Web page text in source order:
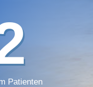
Patienten